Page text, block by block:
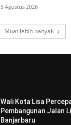
5 Agustus 2026
Muat lebih banyak
Wali Kota Lisa
Pembangunan Jalan
Banjarbaru